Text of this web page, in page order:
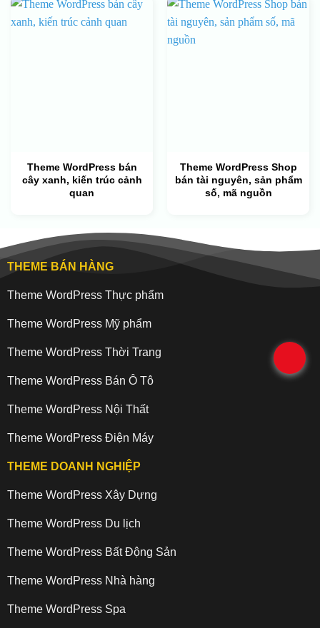
Theme WordPress bán
cây xanh, kiến trúc cảnh
quan
Theme WordPress Shop
bán tài nguyên, sản phẩm
số, mã nguồn
THEME BÁN HÀNG
Theme WordPress Thực phẩm
Theme WordPress Mỹ phẩm
Theme WordPress Thời Trang
Theme WordPress Bán Ô Tô
Theme WordPress Nội Thất
Theme WordPress Điện Máy
THEME DOANH NGHIỆP
Theme WordPress Xây Dựng
Theme WordPress Du lịch
Theme WordPress Bất Động Sản
Theme WordPress Nhà hàng
Theme WordPress Spa